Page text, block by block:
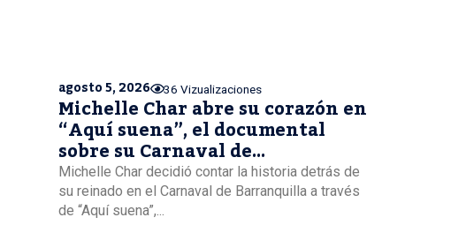
agosto 5, 2026 36 Vizualizaciones
Michelle Char abre su corazón en
“Aquí suena”, el documental
sobre su Carnaval de
Barranquilla
Michelle Char decidió contar la historia detrás de
su reinado en el Carnaval de Barranquilla a través
de “Aquí suena”,...